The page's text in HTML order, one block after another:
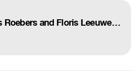
FOLI (there is no movement without rhythm) original version by Thomas Roebers and Floris Leeuwenberg